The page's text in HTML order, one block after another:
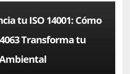
tu ISO 14001: Cómo
Transforma tu